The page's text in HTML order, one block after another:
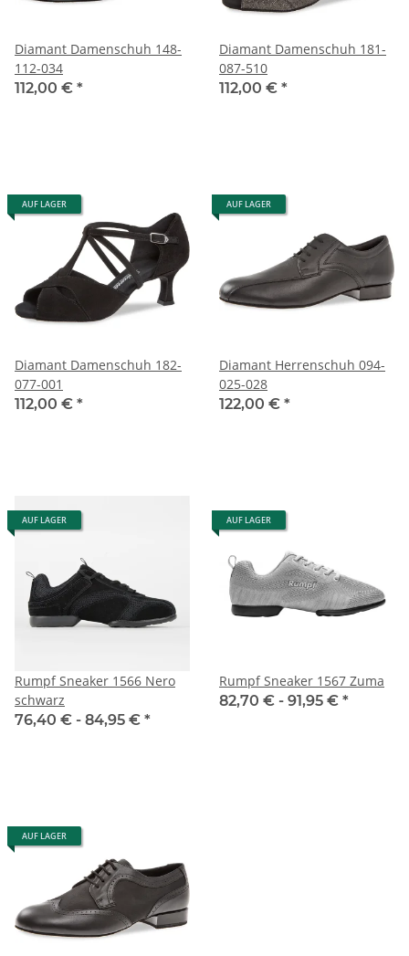
Diamant Damenschuh 148-
112-034
112,00 € *
Diamant Damenschuh 181-
087-510
112,00 € *
AUF LAGER
Diamant Damenschuh 182-
077-001
112,00 € *
AUF LAGER
Diamant Herrenschuh 094-
025-028
122,00 € *
AUF LAGER
Rumpf Sneaker 1566 Nero
schwarz
76,40 € - 84,95 € *
AUF LAGER
Rumpf Sneaker 1567 Zuma
82,70 € - 91,95 € *
AUF LAGER